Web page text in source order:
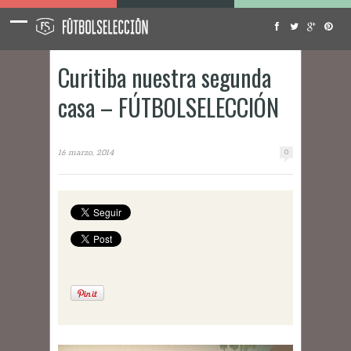
Curitiba nuestra segunda
casa – FÚTBOLSELECCIÓN
16 marzo, 2014 0